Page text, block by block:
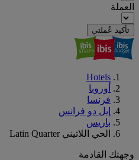
العملة
تأكيد عُملتي
Hotels
أوروبا
فرنسا
إيل دو فرانس
باريس
الحي اللاتيني Latin Quarter
وجهتك القادمة